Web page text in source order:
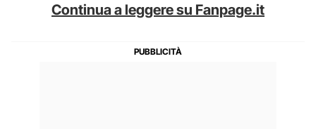
Continua a leggere su Fanpage.it